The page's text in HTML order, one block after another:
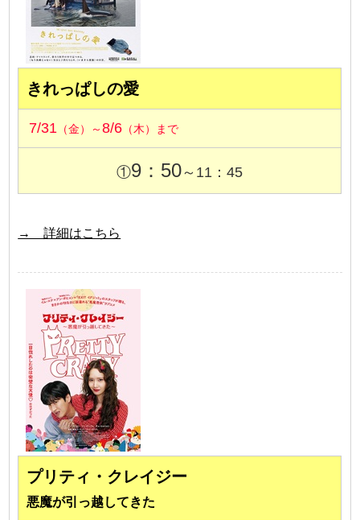
きれっぱしの愛
7/31 （金）～8/6 （木）まで
①9：50～11：45
→ 詳細はこちら
プリティ・クレイジー
悪魔が引っ越してきた